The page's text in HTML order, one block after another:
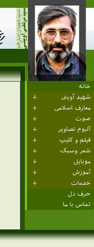
خانه
شهید آوینی
معارف اسلامی
صوت
آلبوم تصاویر
فیلم و کلیپ
شعر وسبک
موبایل
آموزش
خدمات
حرف دل
تماس با ما